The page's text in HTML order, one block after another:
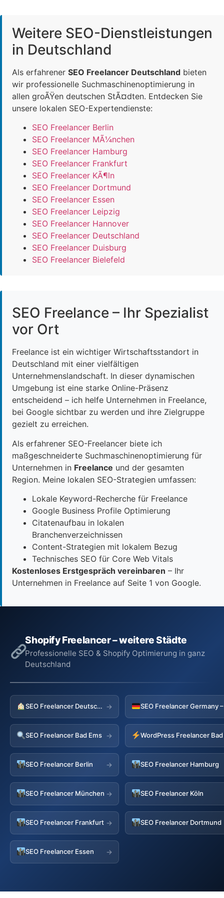
Weitere SEO-Dienstleistungen
in Deutschland
Als erfahrener SEO Freelancer Deutschland bieten
wir professionelle Suchmaschinenoptimierung in
allen groÃŸen deutschen StÃ¤dten. Entdecken Sie
unsere lokalen SEO-Expertendienste:
SEO Freelancer Berlin
SEO Freelancer MÃ¼nchen
SEO Freelancer Hamburg
SEO Freelancer Frankfurt
SEO Freelancer KÃ¶ln
SEO Freelancer Dortmund
SEO Freelancer Essen
SEO Freelancer Leipzig
SEO Freelancer Hannover
SEO Freelancer Deutschland
SEO Freelancer Duisburg
SEO Freelancer Bielefeld
SEO Freelance – Ihr Spezialist
vor Ort
Freelance ist ein wichtiger Wirtschaftsstandort in
Deutschland mit einer vielfältigen
Unternehmenslandschaft. In dieser dynamischen
Umgebung ist eine starke Online-Präsenz
entscheidend – ich helfe Unternehmen in Freelance,
bei Google sichtbar zu werden und ihre Zielgruppe
gezielt zu erreichen.
Als erfahrener SEO-Freelancer biete ich
maßgeschneiderte Suchmaschinenoptimierung für
Unternehmen in Freelance und der gesamten
Region. Meine lokalen SEO-Strategien umfassen:
Lokale Keyword-Recherche für Freelance
Google Business Profile Optimierung
Citatenaufbau in lokalen
Branchenverzeichnissen
Content-Strategien mit lokalem Bezug
Technisches SEO für Core Web Vitals
Kostenloses Erstgespräch vereinbaren – Ihr
Unternehmen in Freelance auf Seite 1 von Google.
Shopify Freelancer – weitere Städte
Professionelle SEO & Shopify Optimierung in ganz
Deutschland
SEO Freelancer Deutschland →
SEO Freelancer Bad Ems → WordPress Freelancer
SEO Freelancer Berlin → SEO Freelancer Hamburg
SEO Freelancer München → SEO Freelancer Köln
SEO Freelancer Frankfurt → SEO Freelancer Dortmund
SEO Freelancer Essen →